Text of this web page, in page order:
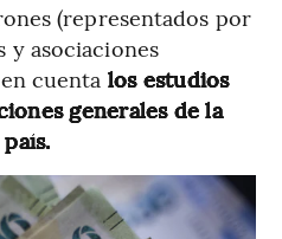
(representados por
y asociaciones
cuenta los estudios
generales de la